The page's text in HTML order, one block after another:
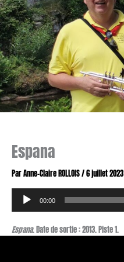
Espana
ParAnne-Claire ROLLOIS/6 juillet 2023
Lecteur
audio
00:00
Espana. Date de sortie : 2013. Piste 1.